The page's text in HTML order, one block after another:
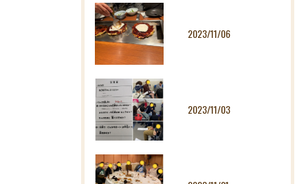
2023/11/06
2023/11/03